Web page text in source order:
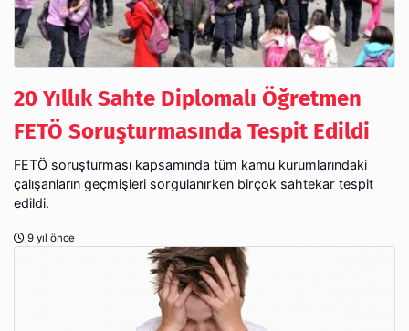
20 Yıllık Sahte Diplomalı Öğretmen
FETÖ Soruşturmasında Tespit Edildi
FETÖ soruşturması kapsamında tüm kamu kurumlarındaki
çalışanların geçmişleri sorgulanırken birçok sahtekar tespit
edildi.
9 yıl önce